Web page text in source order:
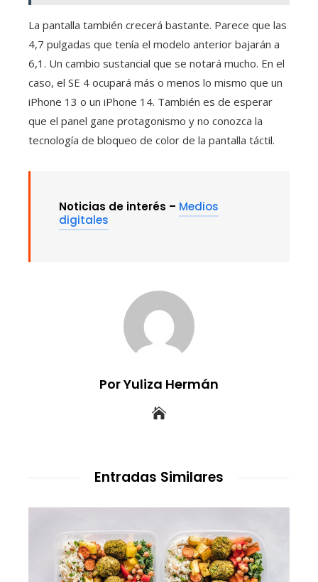
La pantalla también crecerá bastante. Parece que las
4,7 pulgadas que tenía el modelo anterior bajarán a
6,1. Un cambio sustancial que se notará mucho. En el
caso, el SE 4 ocupará más o menos lo mismo que un
iPhone 13 o un iPhone 14. También es de esperar
que el panel gane protagonismo y no conozca la
tecnología de bloqueo de color de la pantalla táctil.
Noticias de interés – Medios
digitales
Por Yuliza Hermán
Entradas Similares